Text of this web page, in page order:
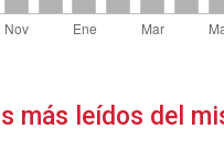
más leídos del